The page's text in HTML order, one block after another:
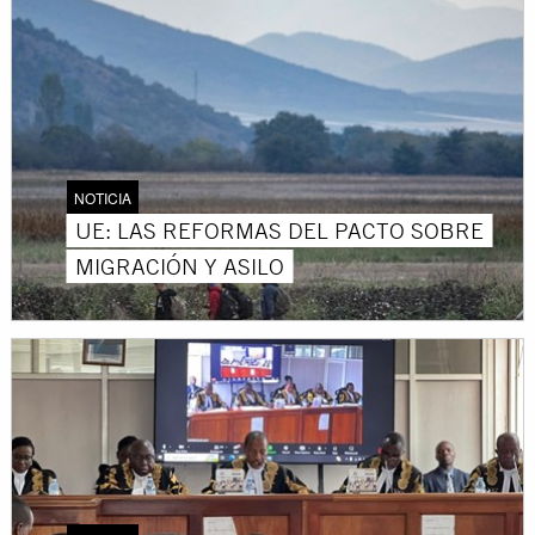
NOTICIA
UE: LAS REFORMAS DEL PACTO SOBRE
MIGRACIÓN Y ASILO